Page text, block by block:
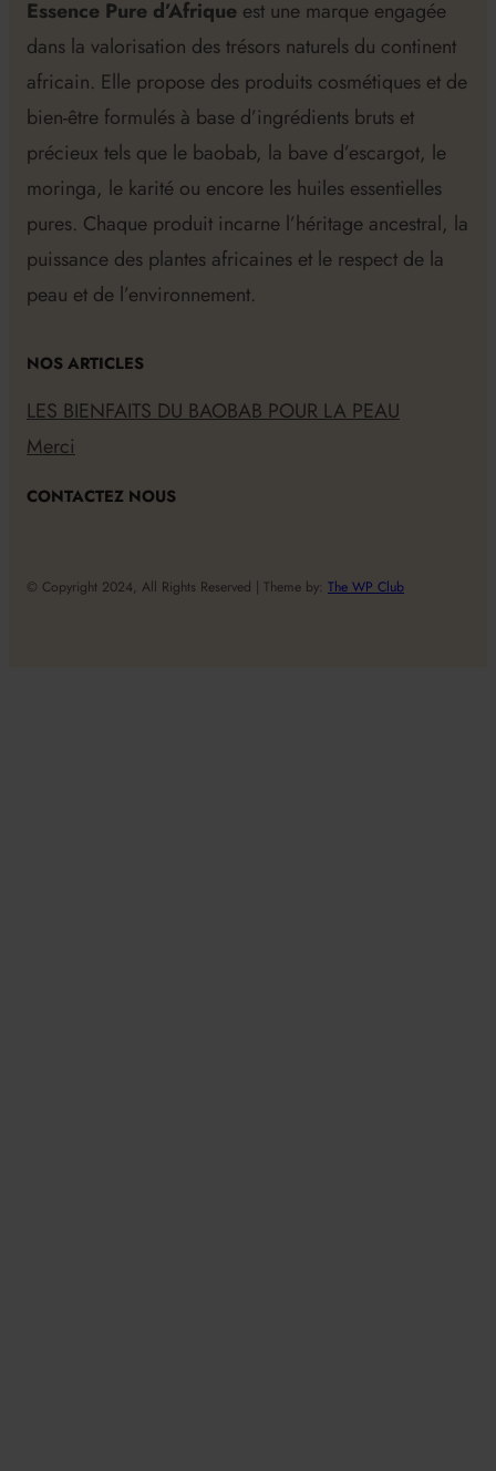
Essence Pure d’Afrique est une marque engagée
dans la valorisation des trésors naturels du continent
africain. Elle propose des produits cosmétiques et de
bien-être formulés à base d’ingrédients bruts et
précieux tels que le baobab, la bave d’escargot, le
moringa, le karité ou encore les huiles essentielles
pures. Chaque produit incarne l’héritage ancestral, la
puissance des plantes africaines et le respect de la
peau et de l’environnement.
NOS ARTICLES
LES BIENFAITS DU BAOBAB POUR LA PEAU
Merci
CONTACTEZ NOUS
© Copyright 2024, All Rights Reserved | Theme by: The WP Club